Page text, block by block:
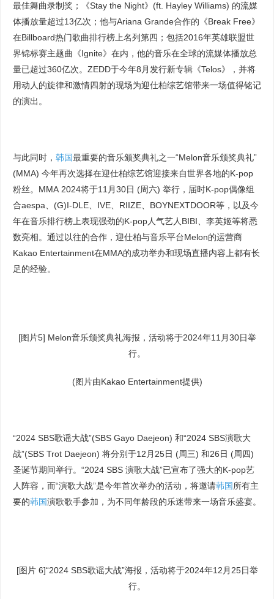
最佳舞曲录制奖；《Stay the Night》(ft. Hayley Williams) 的流媒
体播放量超过13亿次；他与Ariana Grande合作的《Break Free》
在Billboard热门歌曲排行榜上名列第四；包括2016年英雄联盟世
界锦标赛主题曲《Ignite》在内，他的音乐在全球的流媒体播放总
量已超过360亿次。ZEDD于今年8月发行新专辑《Telos》，并将
用动人的旋律和激情四射的现场为迎仕柏综艺馆带来一场值得铭记
的演出。
与此同时， 韩国最重要的音乐颁奖典礼之一“Melon音乐颁奖典礼”
(MMA) 今年再次选择在迎仕柏综艺馆迎接来自世界各地的K-pop
粉丝。MMA 2024将于11月30日 (周六) 举行，届时K-pop偶像组
合aespa、(G)I-DLE、IVE、RIIZE、BOYNEXTDOOR等，以及今
年在音乐排行榜上表现强劲的K-pop人气艺人BIBI、李英姬等将悉
数亮相。通过以往的合作，迎仕柏与音乐平台Melon的运营商
Kakao Entertainment在MMA的成功举办和现场直播内容上都有长
足的经验。
[图片5] Melon音乐颁奖典礼海报，活动将于2024年11月30日举
行。
(图片由Kakao Entertainment提供)
“2024 SBS歌谣大战”(SBS Gayo Daejeon) 和“2024 SBS演歌大
战”(SBS Trot Daejeon) 将分别于12月25日 (周三) 和26日 (周四)
圣诞节期间举行。“2024 SBS 演歌大战”已宣布了强大的K-pop艺
人阵容，而“演歌大战”是今年首次举办的活动，将邀请韩国所有主
要的韩国演歌歌手参加，为不同年龄段的乐迷带来一场音乐盛宴。
[图片 6]“2024 SBS歌谣大战”海报，活动将于2024年12月25日举
行。